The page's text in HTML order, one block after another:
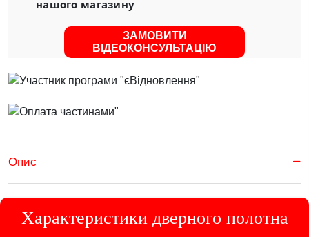
нашого магазину
ЗАМОВИТИ
ВІДЕОКОНСУЛЬТАЦІЮ
Опис
Характеристики дверного полотна